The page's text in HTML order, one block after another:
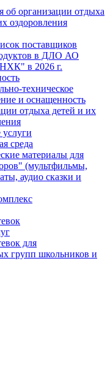
об организации отдыха
оздоровления
поставщиков
в ДЛО АО
в 2026 г.
техническое
и оснащенность
отдыха детей и их
среда
материалы для
(мультфильмы,
аудио сказки и
для
групп школьников и